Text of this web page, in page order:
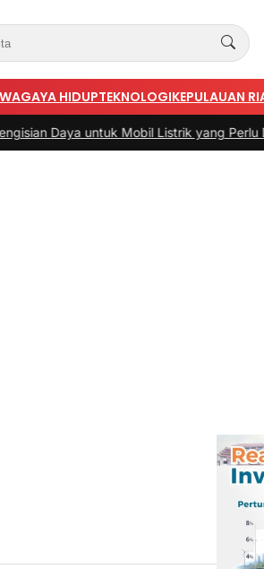
GAYA HIDUPTEKNOLOGIKEPULAUAN
untuk Mobil Listrik yang Perlu